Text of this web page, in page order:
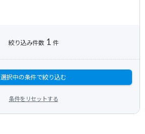
絞り込み件数 1 件
選択中の条件で絞り込む
条件をリセットする